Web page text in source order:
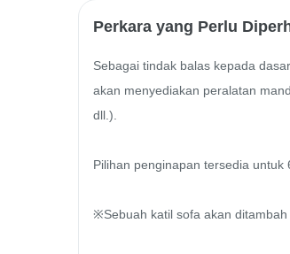
Perkara yang Perlu
Sebagai tindak balas kepada
akan menyediakan peralatan
dll.).
Pilihan penginapan tersedia
※Sebuah katil sofa akan